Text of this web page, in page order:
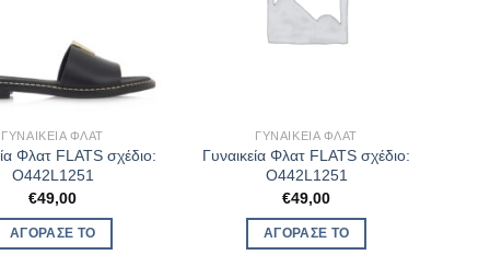
ΓΥΝΑΙΚΕΊΑ ΦΛΑΤ
Φλατ FLATS σχέδιο:
O442L1251
€49,00
ΑΓΌΡΑΣΈ ΤΟ
ΓΥΝΑΙΚΕΊΑ ΦΛΑΤ
Γυναικεία Φλατ FLATS σχέδιο:
O442L1251
€49,00
ΑΓΌΡΑΣΈ ΤΟ